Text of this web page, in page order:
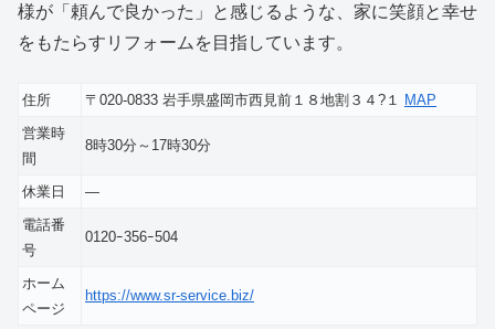
様が「頼んで良かった」と感じるような、家に笑顔と幸せ
をもたらすリフォームを目指しています。
住所 〒020-0833 岩手県盛岡市西見前１８地割３４?１
MAP
営業時
間
8時30分～17時30分
休業日
―
電話番
号
0120ｰ356ｰ504
ホーム
ページ
https://www.sr-service.biz/